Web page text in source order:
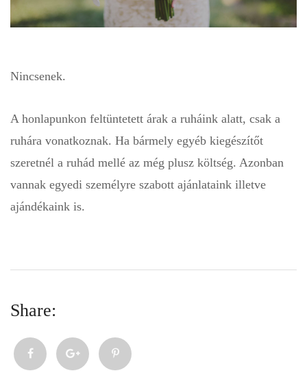
Nincsenek.
A honlapunkon feltüntetett árak a ruháink alatt, csak a
ruhára vonatkoznak. Ha bármely egyéb kiegészítőt
szeretnél a ruhád mellé az még plusz költség. Azonban
vannak egyedi személyre szabott ajánlataink illetve
ajándékaink is.
Share: